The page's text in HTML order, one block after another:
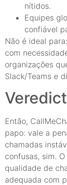
nítidos.
Equipes
confiável
Não é ideal
com
organizações
Slack/Teams e
Então,
papo: vale a
chamadas
confusas, sim.
qualidade de
adequada com